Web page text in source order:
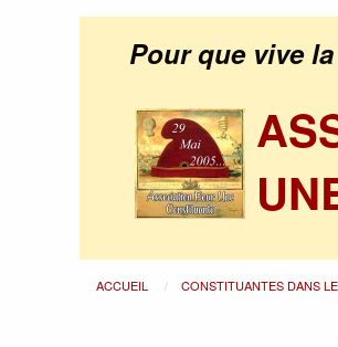
Pour que vive
ACCUEIL CONSTITUANTES DANS